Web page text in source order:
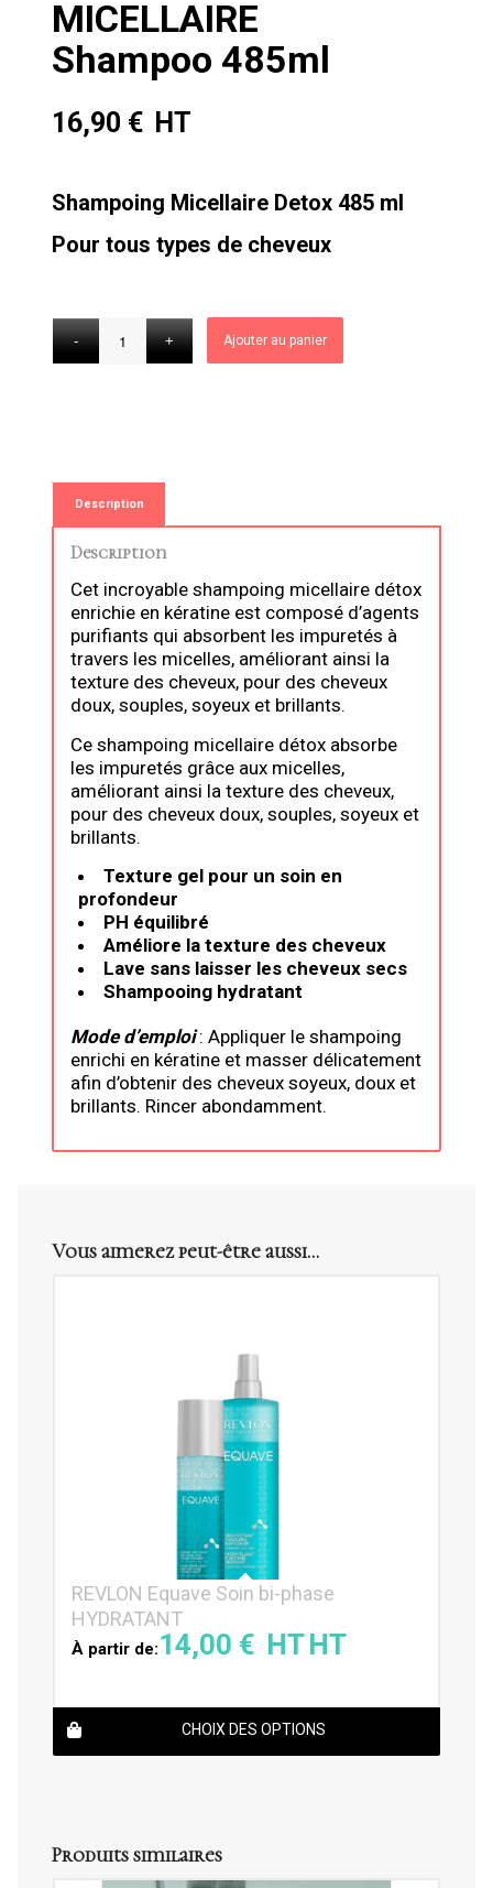
MICELLAIRE
Shampoo 485ml
16,90 €
Shampoing Micellaire Detox 485 ml
Pour tous types de cheveux
Ajouter au panier
Description
Description
Cet incroyable shampoing micellaire détox
enrichie en kératine est composé d’agents
purifiants qui absorbent les impuretés à
travers les micelles, améliorant ainsi la
texture des cheveux, pour des cheveux
doux, souples, soyeux et brillants.
Ce shampoing micellaire détox absorbe
les impuretés grâce aux micelles,
améliorant ainsi la texture des cheveux,
pour des cheveux doux, souples, soyeux et
brillants.
Texture gel pour un soin en
profondeur
PH équilibré
Améliore la texture des cheveux
Lave sans laisser les cheveux secs
Shampooing hydratant
Mode d’emploi : Appliquer le shampoing
enrichi en kératine et masser délicatement
afin d’obtenir des cheveux soyeux, doux et
brillants. Rincer abondamment.
Vous aimerez peut-être aussi…
REVLON Equave Soin bi-phase
HYDRATANT
À partir de:14,00 €
CHOIX DES OPTIONS
Produits similaires